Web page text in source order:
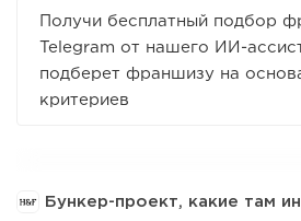
Получи бесплатный подбор
Telegram от нашего ИИ-
подберет франшизу на
критериев
Бункер-проект, какие там